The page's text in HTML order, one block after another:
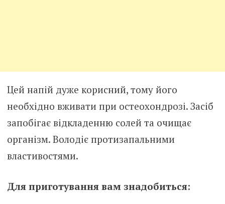
Цей напій дуже корисний, тому його
необхідно вживати при остеохондрозі. Засіб
запобігає відкладенню солей та очищає
організм. Володіє протизапальними
властивостями.
Для приготування вам знадобиться: